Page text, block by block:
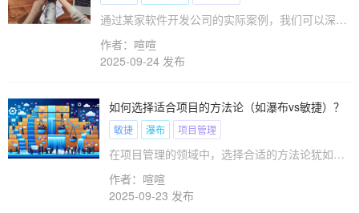
通过某家软件开发公司的实际案例，我们可以深入
了解Scrum框架中各个角色的职责。某个软件开发
团队在初期使用传统瀑布模型进行项目管理，项目
进度缓慢且质量不佳。为了提升效率，他们决定采
和职责的明确，这为项目的成功奠定了基础。通过
详尽的职责划分，产品负责人、Scrum Master以及
开发团队各司其职，有效推动了项目的进展。让我
们深入探讨Scrum框架中的各个角色及其具体职
责。
作者：喧喧
2025-09-24 发布
如何选择适合项目的方法论（如瀑布vs敏捷）？
敏捷 瀑布 项目管理
在项目管理的领域中，选择合适的方法论犹如一
场赌局，成功与否往往取决于选择的对错。瀑布
和敏捷方法论各自闪烁着光芒，但凡是参与过项
目管理的人都知道，这两种方法论并非万能钥
作者：喧喧
2025-09-23 发布